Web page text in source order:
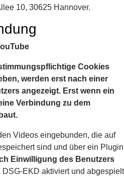
10, 30625 Hannover.
Cookies
werden erst nach einer
angezeigt. Erst wenn ein
Verbindung zu dem
Videos eingebunden, die auf
sind und über ein Plugin
Einwilligung des Benutzers
DSG-EKD aktiviert und abgespielt